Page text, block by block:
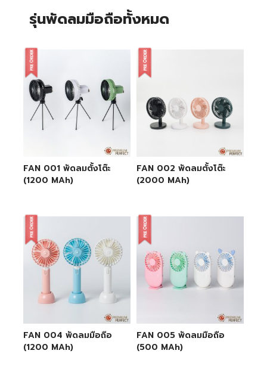
รุ่นพัดลมมือถือทั้งหมด
FAN 001 พัดลมตั้งโต๊ะ
(1200 MAh)
FAN 002 พัดลมตั้งโต๊ะ
(2000 MAh)
FAN 004 พัดลมมือถือ
(1200 MAh)
FAN 005 พัดลมมือถือ
(500 MAh)